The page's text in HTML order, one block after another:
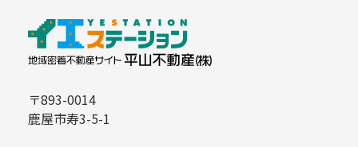
〒893-0014
鹿屋市寿3-5-1